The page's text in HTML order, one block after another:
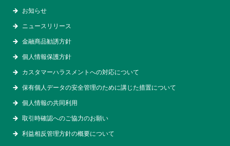
お知らせ
ニュースリリース
金融商品勧誘方針
個人情報保護方針
カスタマーハラスメントへの対応について
保有個人データの安全管理のために講じた措置について
個人情報の共同利用
取引時確認へのご協力のお願い
利益相反管理方針の概要について